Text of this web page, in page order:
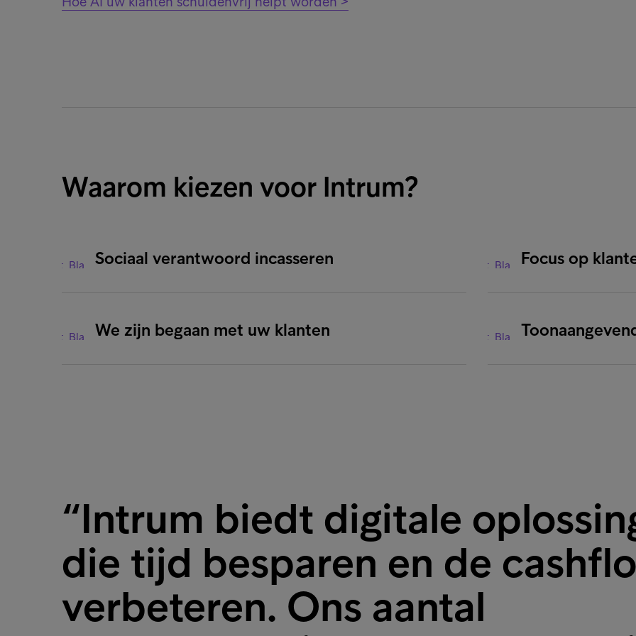
Waarom kiezen voor Intrum?
Sociaal verantwoord incasseren
We zijn begaan met uw klanten
Focus op
“Intrum biedt digitale
die tijd besparen en de
verbeteren. Ons aantal